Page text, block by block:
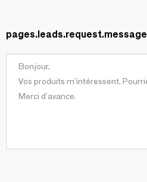
pages.leads.request.message